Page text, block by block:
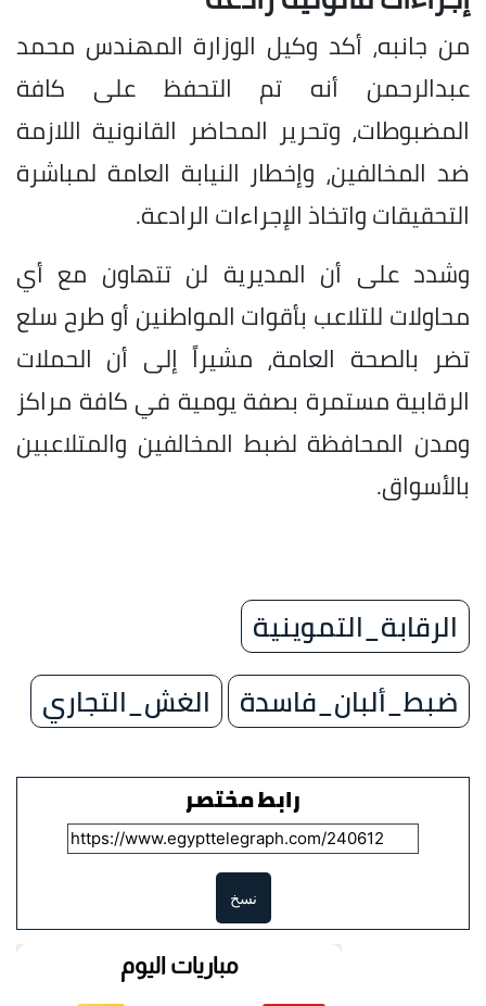
من جانبه، أكد وكيل الوزارة المهندس محمد
عبدالرحمن أنه تم التحفظ على كافة
المضبوطات، وتحرير المحاضر القانونية اللازمة
ضد المخالفين، وإخطار النيابة العامة لمباشرة
التحقيقات واتخاذ الإجراءات الرادعة.
وشدد على أن المديرية لن تتهاون مع أي
محاولات للتلاعب بأقوات المواطنين أو طرح سلع
تضر بالصحة العامة، مشيراً إلى أن الحملات
الرقابية مستمرة بصفة يومية في كافة مراكز
ومدن المحافظة لضبط المخالفين والمتلاعبين
بالأسواق.
الرقابة_التموينية
ضبط_ألبان_فاسدة
الغش_التجاري
رابط مختصر
نسخ